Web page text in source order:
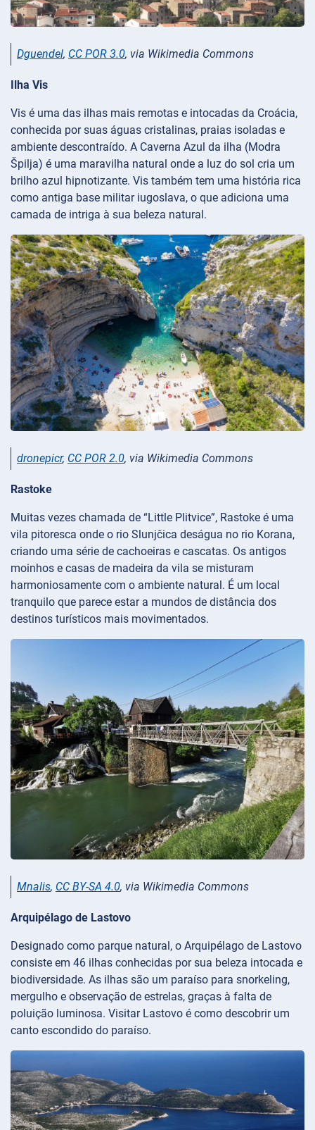
Dguendel, CC POR 3.0, via Wikimedia Commons
Ilha Vis
Vis é uma das ilhas mais remotas e intocadas da Croácia,
conhecida por suas águas cristalinas, praias isoladas e
ambiente descontraído. A Caverna Azul da ilha (Modra
Špilja) é uma maravilha natural onde a luz do sol cria um
brilho azul hipnotizante. Vis também tem uma história rica
como antiga base militar iugoslava, o que adiciona uma
camada de intriga à sua beleza natural.
dronepicr, CC POR 2.0, via Wikimedia Commons
Rastoke
Muitas vezes chamada de “Little Plitvice”, Rastoke é uma
vila pitoresca onde o rio Slunjčica deságua no rio Korana,
criando uma série de cachoeiras e cascatas. Os antigos
moinhos e casas de madeira da vila se misturam
harmoniosamente com o ambiente natural. É um local
tranquilo que parece estar a mundos de distância dos
destinos turísticos mais movimentados.
Mnalis, CC BY-SA 4.0, via Wikimedia Commons
Arquipélago de Lastovo
Designado como parque natural, o Arquipélago de Lastovo
consiste em 46 ilhas conhecidas por sua beleza intocada e
biodiversidade. As ilhas são um paraíso para snorkeling,
mergulho e observação de estrelas, graças à falta de
poluição luminosa. Visitar Lastovo é como descobrir um
canto escondido do paraíso.